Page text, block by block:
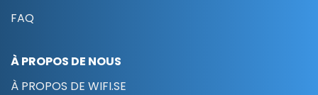
FAQ
À PROPOS DE NOUS
À PROPOS DE WIFI.SE